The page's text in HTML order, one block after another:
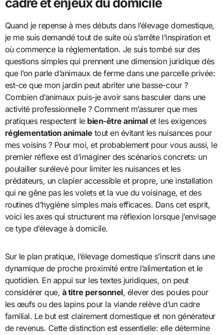
Quand je repense à mes débuts dans l’élevage domestique,
je me suis demandé tout de suite où s’arrête l’inspiration et
où commence la réglementation. Je suis tombé sur des
questions simples qui prennent une dimension juridique dès
que l’on parle d’animaux de ferme dans une parcelle privée:
est-ce que mon jardin peut abriter une basse-cour ?
Combien d’animaux puis-je avoir sans basculer dans une
activité professionnelle ? Comment m’assurer que mes
pratiques respectent le bien-être animalet les exigences
réglementation animale tout en évitant les nuisances pour
mes voisins ? Pour moi, et probablement pour vous aussi, le
premier réflexe est d’imaginer des scénarios concrets: un
poulailler surélevé pour limiter les nuisances et les
prédateurs, un clapier accessible et propre, une installation
qui ne gêne pas les volets et la vue du voisinage, et des
routines d’hygiène simples mais efficaces. Dans cet esprit,
voici les axes qui structurent ma réflexion lorsque j’envisage
ce type d’élevage à domicile.
Sur le plan pratique, l’élevage domestique s’inscrit dans une
dynamique de proche proximité entre l’alimentation et le
quotidien. En appui sur les textes juridiques, on peut
considérer que, à titre personnel, élever des poules pour
les œufs ou des lapins pour la viande relève d’un cadre
familial. Le but est clairement domestique et non générateur
de revenus. Cette distinction est essentielle: elle détermine